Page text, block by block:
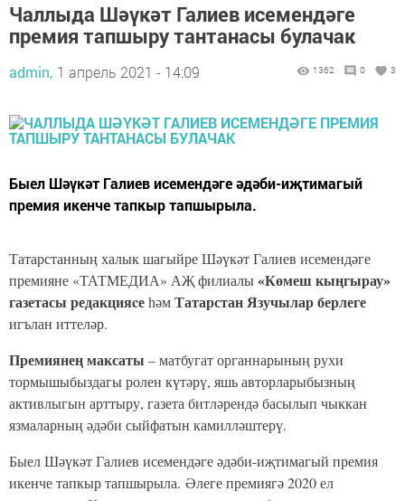
Чаллыда Шәүкәт Галиев исемендәге
премия тапшыру тантанасы булачак
admin, 1 апрель 2021 - 14:09 1362 0 3
Быел Шәүкәт Галиев исемендәге әдәби-иҗтимагый
премия икенче тапкыр тапшырыла.
Татарстанның халык шагыйре Шәүкәт Галиев исемендәге
премияне «ТАТМЕДИА» АҖ филиалы«Көмеш кыңгырау»
газетасы редакцияcеһәмТатарстан Язучылар берлеге
игълан иттеләр.
Премиянең максаты – матбугат органнарының рухи
тормышыбыздагы ролен күтәрү, яшь авторларыбызның
активлыгын арттыру, газета битләрендә басылып чыккан
язмаларның әдәби сыйфатын камилләштерү.
Быел Шәүкәт Галиев исемендәге әдәби-иҗтимагый премия
икенче тапкыр тапшырыла. Әлеге премиягә 2020 ел